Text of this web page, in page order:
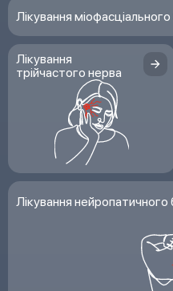
Лікування
Лікування
трійчастого нерва
Лікування